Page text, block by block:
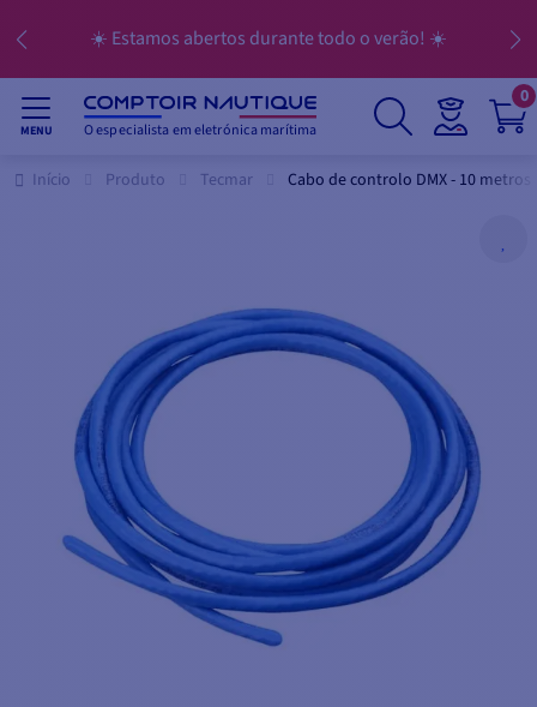
☀️ Estamos abertos durante todo o verão! ☀️
MENU O especialista em eletrónica marítima
0
Início Produto Tecmar Cabo de controlo DMX - 10 metros